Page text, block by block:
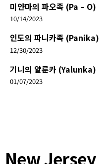
미얀마의 파오족 (Pa – O)
10/14/2023
인도의 파니카족 (Panika)
12/30/2023
기니의 얄룬카 (Yalunka)
01/07/2023
New Jersey